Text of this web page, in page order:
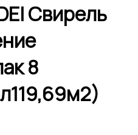
Свирель
8